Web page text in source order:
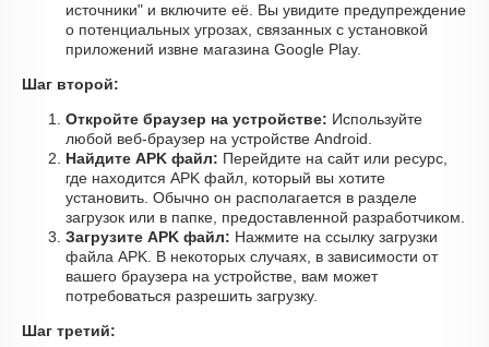
источники" и включите её. Вы увидите предупреждение
о потенциальных угрозах, связанных с установкой
приложений извне магазина Google Play.
Шаг второй:
Откройте браузер на устройстве: Используйте
любой веб-браузер на устройстве Android.
Найдите APK файл: Перейдите на сайт или ресурс,
где находится APK файл, который вы хотите
установить. Обычно он располагается в разделе
загрузок или в папке, предоставленной разработчиком.
Загрузите APK файл: Нажмите на ссылку загрузки
файла APK. В некоторых случаях, в зависимости от
вашего браузера на устройстве, вам может
потребоваться разрешить загрузку.
Шаг третий: